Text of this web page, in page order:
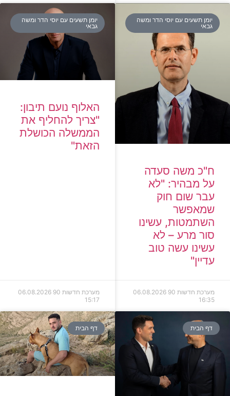
יומן תשעים עם יוסי הדר ומשה
גבאי
ח"כ משה סעדה
על מבהיר: "לא
עבר שום חוק
שמאפשר
השתמטות, עשינו
סור מרע – לא
עשינו עשה טוב
עדיין"
מערכת חדשות 90
06.08.2026
16:35
יומן תשעים עם יוסי הדר ומשה
גבאי
האלוף נועם תיבון:
"צריך להחליף את
הממשלה הכושלת
הזאת"
מערכת חדשות 90
06.08.2026
15:17
דף הבית דף הבית